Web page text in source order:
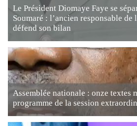
Le Président Diomaye Faye se
Soumaré : l’ancien responsable de
défend son bilan
Assemblée nationale : onze textes
programme de la session